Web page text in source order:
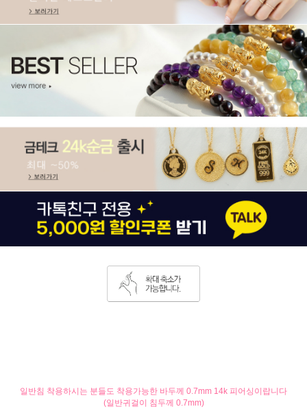
일반침 착용하시는 분들도 착용가능한 바두께 0.7mm 14k 피어싱이랍니다
(일반귀걸이 침두께 0.7mm)